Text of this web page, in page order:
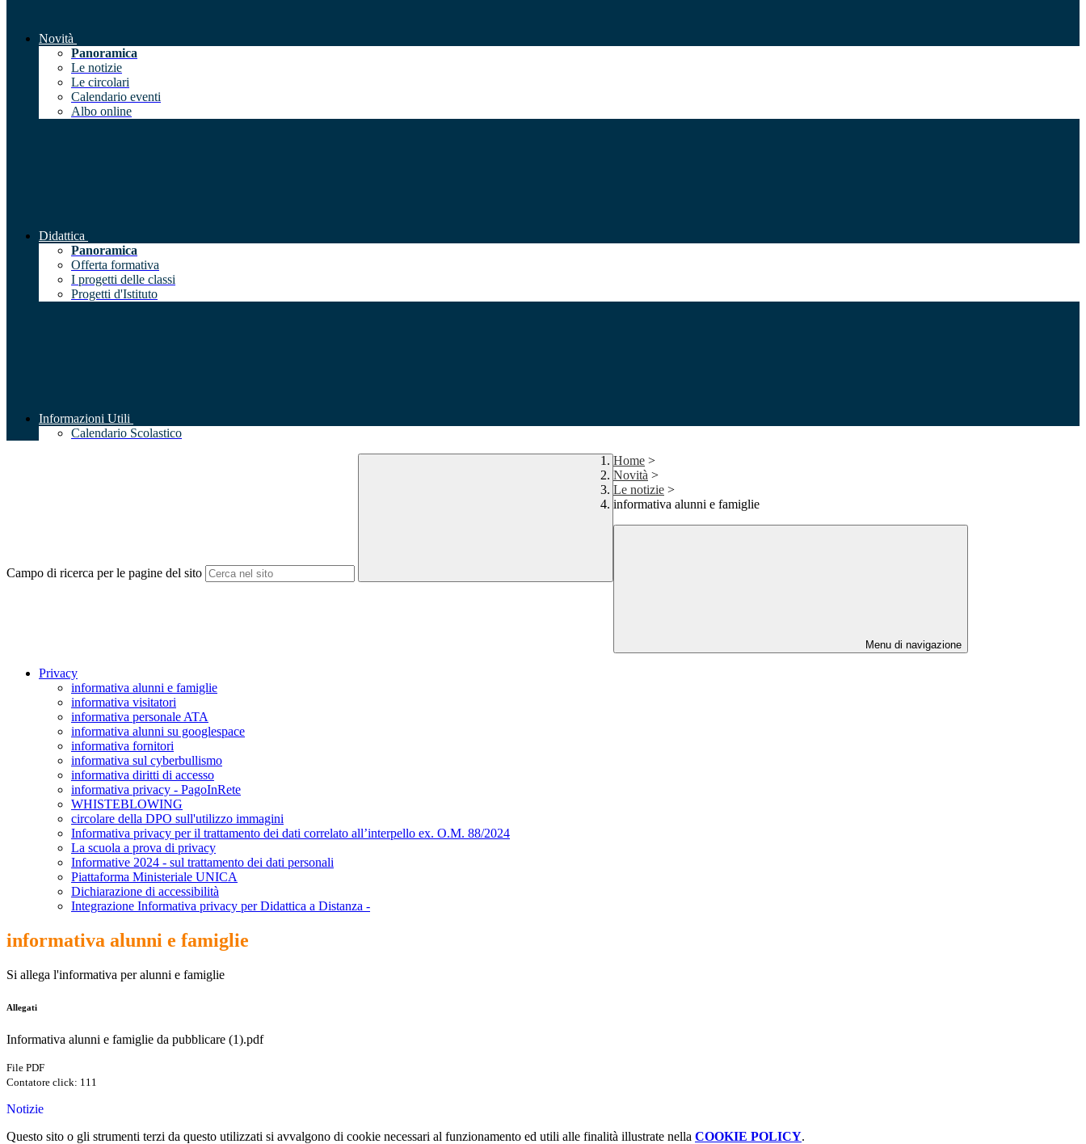
Novità
Panoramica
Le notizie
Le circolari
Calendario eventi
Albo online
Didattica
Panoramica
Offerta formativa
I progetti delle classi
Progetti d'Istituto
Informazioni Utili
Calendario Scolastico
Campo di ricerca per le pagine del sito
Home >
Novità >
Le notizie >
informativa alunni e famiglie
Menu di navigazione
Privacy
informativa alunni e famiglie
informativa visitatori
informativa personale ATA
informativa alunni su googlespace
informativa fornitori
informativa sul cyberbullismo
informativa diritti di accesso
informativa privacy - PagoInRete
WHISTEBLOWING
circolare della DPO sull'utilizzo immagini
Informativa privacy per il trattamento dei dati correlato all’interpello ex. O.M. 88/2024
La scuola a prova di privacy
Informative 2024 - sul trattamento dei dati personali
Piattaforma Ministeriale UNICA
Dichiarazione di accessibilità
Integrazione Informativa privacy per Didattica a Distanza -
informativa alunni e famiglie
Si allega l'informativa per alunni e famiglie
Allegati
Informativa alunni e famiglie da pubblicare (1).pdf
File PDF
Contatore click: 111
Notizie
Questo sito o gli strumenti terzi da questo utilizzati si avvalgono di cookie necessari al funzionamento ed utili alle finalità illustrate nella COOKIE POLICY.